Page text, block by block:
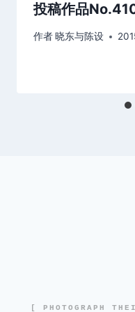
投稿作品
作者晓东与陈设
[ PHOTOGRAPH